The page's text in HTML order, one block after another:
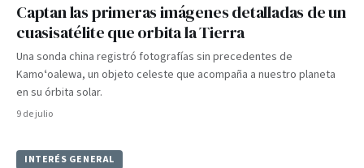
Captan las primeras imágenes detalladas de un
cuasisatélite que orbita la Tierra
Una sonda china registró fotografías sin precedentes de
Kamoʻoalewa, un objeto celeste que acompaña a nuestro planeta
en su órbita solar.
9 de julio
INTERÉS GENERAL